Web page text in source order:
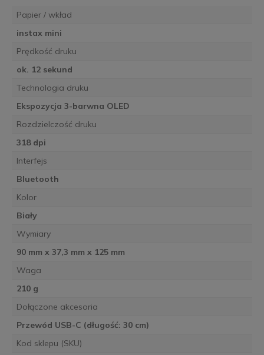
Papier / wkład
instax mini
Prędkość druku
ok. 12 sekund
Technologia druku
Ekspozycja 3-barwna OLED
Rozdzielczość druku
318 dpi
Interfejs
Bluetooth
Kolor
Biały
Wymiary
90 mm x 37,3 mm x 125 mm
Waga
210 g
Dołączone akcesoria
Przewód USB-C (długość: 30 cm)
Kod sklepu (SKU)